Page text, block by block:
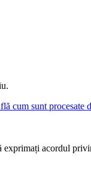
cum sunt procesate
exprimați acordul